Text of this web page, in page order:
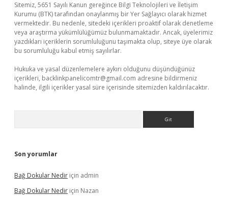
Sitemiz, 5651 Sayılı Kanun gereğince Bilgi Teknolojileri ve İletişim
Kurumu (BTK) tarafından onaylanmış bir Yer Sağlayıcı olarak hizmet
vermektedir. Bu nedenle, sitedeki içerikleri proaktif olarak denetleme
veya araştırma yükümlülüğümüz bulunmamaktadır. Ancak, üyelerimiz
yazdıkları içeriklerin sorumluluğunu taşımakta olup, siteye üye olarak
bu sorumluluğu kabul etmiş sayılırlar.
Hukuka ve yasal düzenlemelere aykırı olduğunu düşündüğünüz
içerikleri, backlinkpanelicomtr@gmail.com adresine bildirmeniz
halinde, ilgili içerikler yasal süre içerisinde sitemizden kaldırılacaktır.
Son yorumlar
Bağ Dokular Nedir için admin
Bağ Dokular Nedir için Nazan